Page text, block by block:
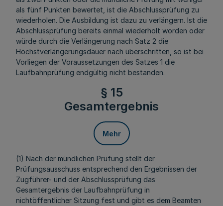
als fünf Punkten bewertet, ist die Abschlussprüfung zu
wiederholen. Die Ausbildung ist dazu zu verlängern. Ist die
Abschlussprüfung bereits einmal wiederholt worden oder
würde durch die Verlängerung nach Satz 2 die
Höchstverlängerungsdauer nach überschritten, so ist bei
Vorliegen der Voraussetzungen des Satzes 1 die
Laufbahnprüfung endgültig nicht bestanden.
§ 15
Gesamtergebnis
Mehr
(1) Nach der mündlichen Prüfung stellt der
Prüfungsausschuss entsprechend den Ergebnissen der
Zugführer- und der Abschlussprüfung das
Gesamtergebnis der Laufbahnprüfung in
nichtöffentlicher Sitzung fest und gibt es dem Beamten